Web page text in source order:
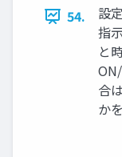
54.
設
指
と
合
か